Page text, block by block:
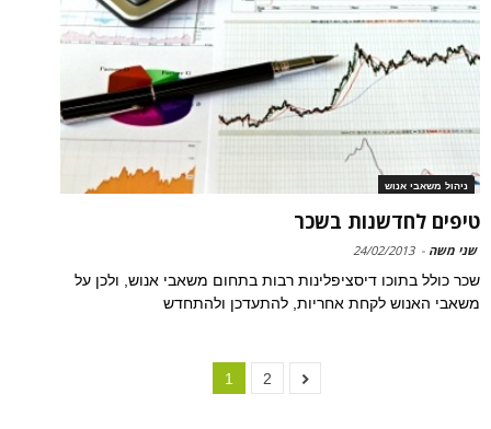
ניהול משאבי אנוש
טיפים לחדשנות בשכר
שני משה -
24/02/2013
שכר כולל בתוכו דיסציפלינות רבות בתחום משאבי אנוש, ולכן על
משאבי האנוש לקחת אחריות, להתעדכן ולהתחדש
1 2